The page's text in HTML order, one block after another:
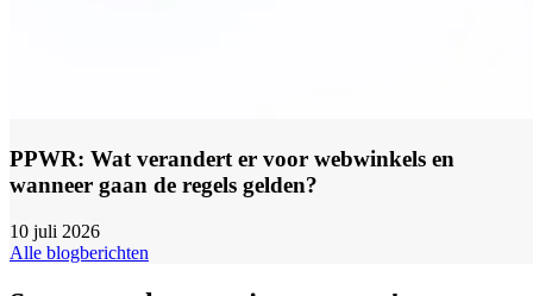
PPWR: Wat verandert er voor webwinkels en
wanneer gaan de regels gelden?
10 juli 2026
Alle blogberichten